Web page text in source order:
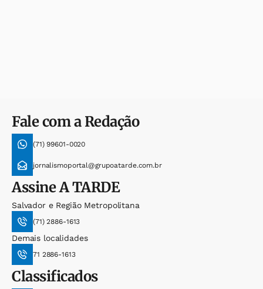
Fale com a Redação
(71) 99601-0020
jornalismoportal@grupoatarde.com.br
AssineA TARDE
Salvador e Região Metropolitana
(71) 2886-1613
Demais localidades
71 2886-1613
Classificados